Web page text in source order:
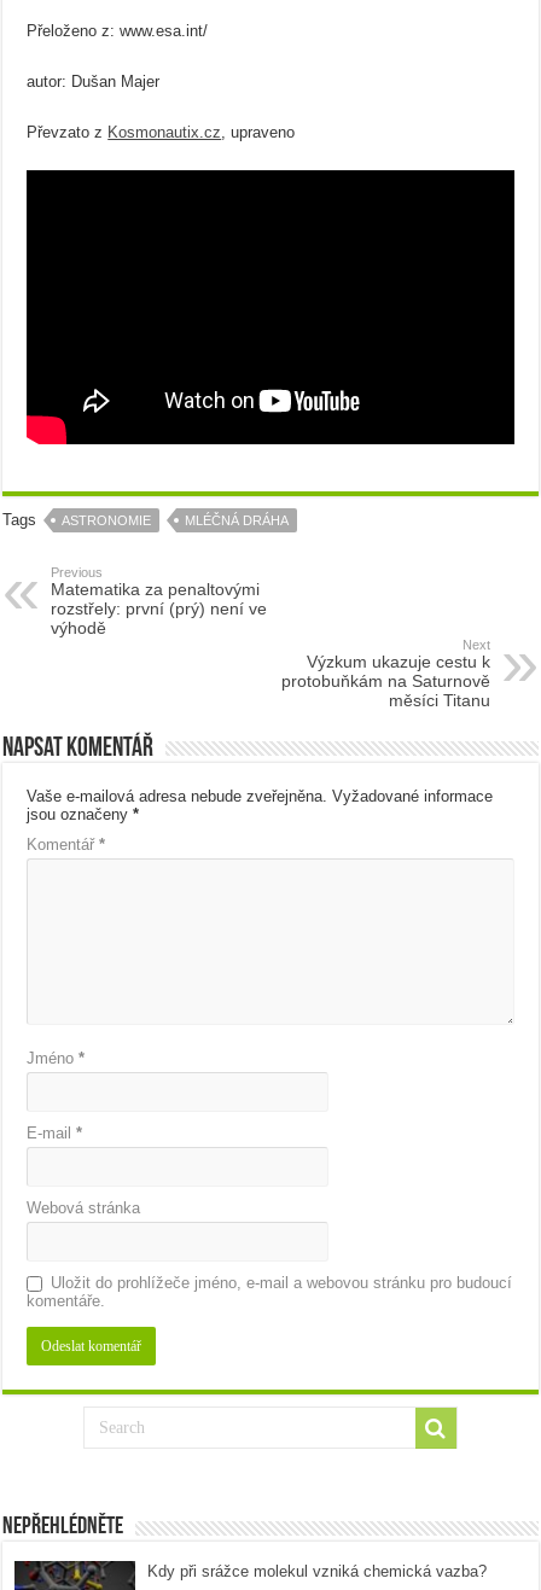
Přeloženo z: www.esa.int/
autor: Dušan Majer
Převzato z Kosmonautix.cz , upraveno
Tags ASTRONOMIE MLÉČNÁ DRÁHA
Previous
Matematika za penaltovými
rozstřely: první (prý) není ve
výhodě
Next
Výzkum ukazuje cestu k
protobuňkám na Saturnově
měsíci Titanu
Napsat komentář
Vaše e-mailová adresa nebude zveřejněna. Vyžadované informace
jsou označeny*
Komentář*
Jméno*
E-mail*
Webová stránka
Uložit do prohlížeče jméno, e-mail a webovou stránku pro budoucí
komentáře.
Nepřehlédněte
Kdy při srážce molekul vzniká chemická vazba?